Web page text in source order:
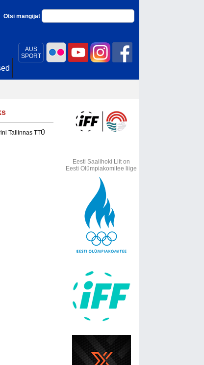
AUS
SPORT
Otsi mängijat
Tallinnas TTÜ
Eesti Saalihoki Liit on
Eesti Olümpiakomitee liige